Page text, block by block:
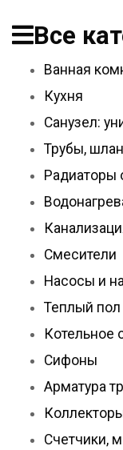
Все
Ванная
Кухня
Санузел:
Трубы,
Радиаторы
Смесители
Насосы и
Теплый пол
Котельное
Сифоны
Арматура
Счетчики,